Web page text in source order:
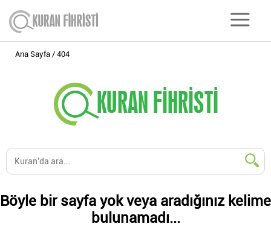
Ana Sayfa 404
Böyle bir sayfa yok veya aradığınız kelime
bulunamadı...